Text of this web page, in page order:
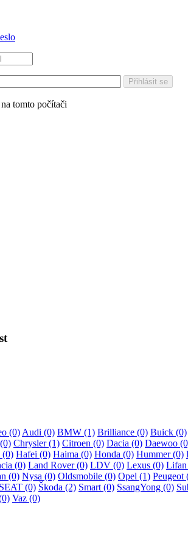
Přihlásit se
tomto počítači
(0) Audi (0) BMW (1) Brilliance (0) Buick (0)
(0) Chrysler(1) Citroen (0) Dacia (0) Daewoo
(0) Hafei (0) Haima (0) Honda (0) Hummer(0)
(0) Land Rover(0) LDV (0) Lexus (0)
(0) Nysa (0) Oldsmobile (0) Opel (1) Peugeot
SEAT (0) Škoda (2) Smart (0) SsangYong (0)
Vaz (0)